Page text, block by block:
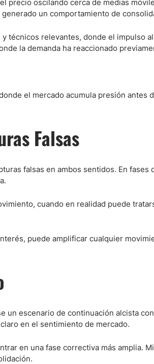
precio oscilando cerca de medias
un comportamiento de
técnicos relevantes, donde el impulso
la demanda ha reaccionado
el mercado acumula presión antes
Falsas
falsas en ambos sentidos. En fases
cuando en realidad puede
puede amplificar cualquier
un escenario de continuación alcista
en el sentimiento de mercado.
en una fase correctiva más amplia.